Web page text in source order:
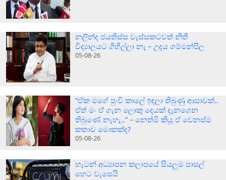
නලින්ද ජයතිස්ස වැස්සකටවත් නිතී
විද්‍යාලයට ගිහිල්ලා නෑ – උදය ගම්මන්පිල
05-08-26
“ඒක මගේ පුංචි කාලේ ඉඳලා තිබුණු ආසාවක්..
ඒත් මං ඒ ගැන ලොකු දෙයක් දැනගෙන
තිබුණේ නැහැ..” – නෙත්මි කියූ ඒ වෙනස්ම
කතාව මොකක්ද?
05-08-26
හැටන් අධ්‍යාපන කලාපයේ සියලුම පාසල්
හෙට වැසෙයි